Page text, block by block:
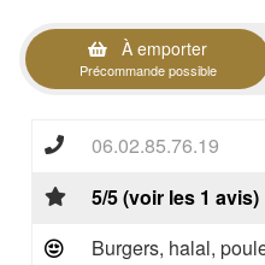
À emporter
Précommande possible
06.02.85.76.19
5/5 (voir les 1 avis)
Burgers, halal,